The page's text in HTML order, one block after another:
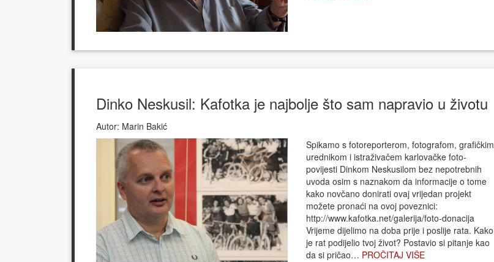
Dinko Neskusil: Kafotka je najbolje što sam napravio u životu
Autor: Marin Bakić
Spikamo s fotoreporterom, fotografom, grafičkim
urednikom i istraživačem karlovačke foto-
povijesti Dinkom Neskusilom bez nepotrebnih
uvoda osim s naznakom da informacije o tome
kako novčano donirati ovaj vrijedan projekt
možete pronaći na ovoj poveznici:
http://www.kafotka.net/galerija/foto-donacija
Vrijeme dijelimo na doba prije i poslije rata. Kako
je rat podijelio tvoj život? Postavio si pitanje kao
da si pričao… PROČITAJ VIŠE